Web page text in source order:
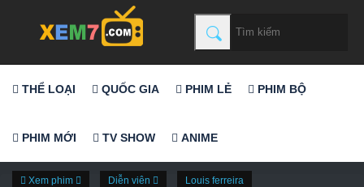
THỂ LOẠI QUỐC GIA PHIM LẺ PHIM BỘ
PHIM MỚI TV SHOW ANIME
Xem phim Diễn viên Louis ferreira